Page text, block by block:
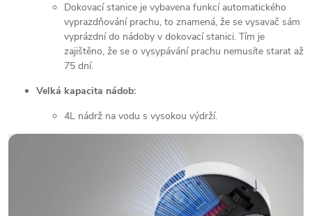
Dokovací stanice je vybavena funkcí automatického
vyprazdňování prachu, to znamená, že se vysavač sám
vyprázdní do nádoby v dokovací stanici. Tím je
zajištěno, že se o vysypávání prachu nemusíte starat až
75 dní.
Velká kapacita nádob:
4L nádrž na vodu s vysokou výdrží.